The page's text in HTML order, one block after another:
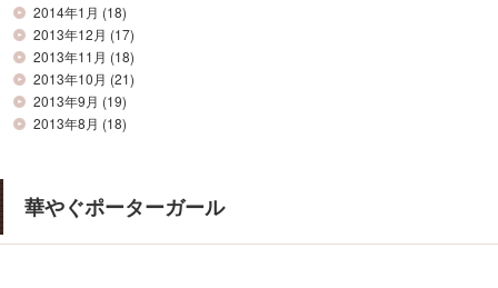
2014年1月 (18)
2013年12月 (17)
2013年11月 (18)
2013年10月 (21)
2013年9月 (19)
2013年8月 (18)
華やぐポーターガール